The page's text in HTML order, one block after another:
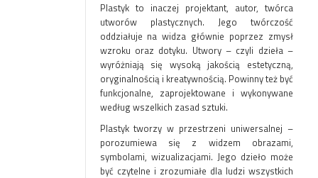
Plastyk to inaczej projektant, autor, twórca
utworów plastycznych. Jego twórczość
oddziałuje na widza głównie poprzez zmysł
wzroku oraz dotyku. Utwory – czyli dzieła –
wyróżniają się wysoką jakością estetyczną,
oryginalnością i kreatywnością. Powinny też być
funkcjonalne, zaprojektowane i wykonywane
według wszelkich zasad sztuki.
Plastyk tworzy w przestrzeni uniwersalnej –
porozumiewa się z widzem obrazami,
symbolami, wizualizacjami. Jego dzieło może
być czytelne i zrozumiałe dla ludzi wszystkich